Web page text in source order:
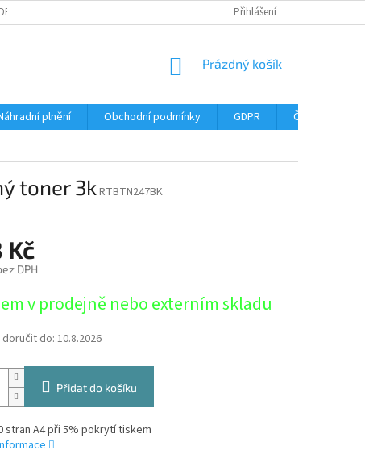
SERVIS TISKÁREN
Přihlášení
NÁKUPNÍ
Prázdný košík
plnění Obchodní podmínky GDPR
Časté dotazy
toner 3k RTBTN247BK
Kč
DPH
v prodejně nebo externím skladu
do: 10.8.2026
Přidat do košíku
stran A4 při 5% pokrytí tiskem